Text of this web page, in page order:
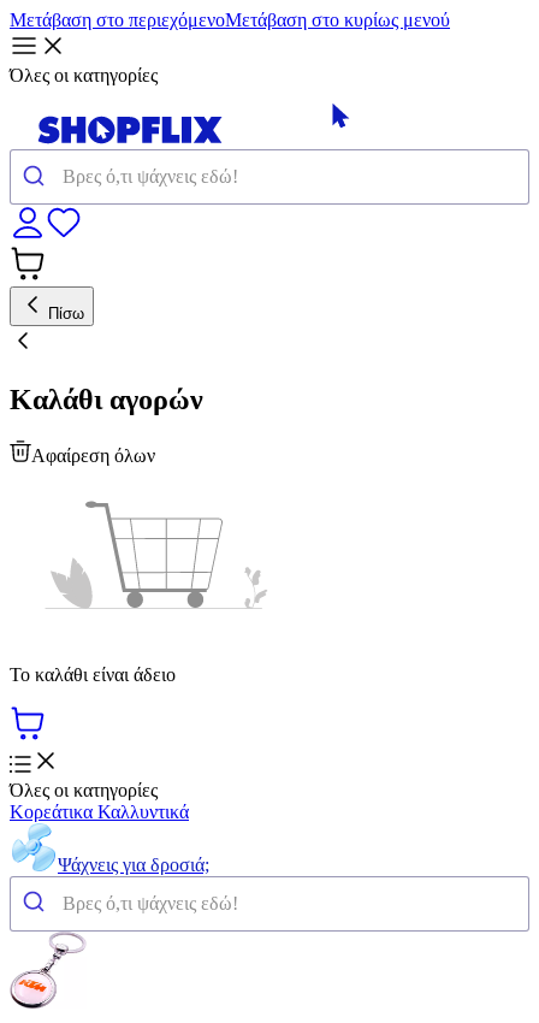
Μετάβαση στο περιεχόμενοΜετάβαση στο κυρίως μενού
Όλες οι κατηγορίες
Πίσω
Καλάθι αγορών
Αφαίρεση όλων
Το καλάθι είναι άδειο
Όλες οι κατηγορίες
Κορεάτικα Καλλυντικά
Ψάχνεις για δροσιά;